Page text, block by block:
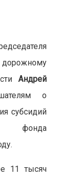
Андрей
о
субсидий
фонда
11 тысяч